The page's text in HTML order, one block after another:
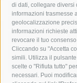
di dati, collegare diversi
informazioni trasmesse
geolocalizzazione
informazioni richieste
revocare il tuo
Cliccando su "Accetta
simili. Utilizza il
scelte o "Rifiuta tutto"
necessari. Puoi
massimo coppola
penisola sorrentina
protezione civile
sindaco cuomo
turismo
Vico